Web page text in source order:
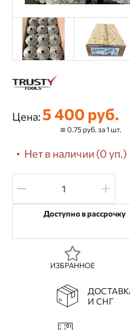
Нет в наличии (0 уп.)
Цена:5 400 руб.
≅ 0.75 руб. за 1 шт.
Доступно в рассрочку
ИЗБРАННОЕ
И СНГ